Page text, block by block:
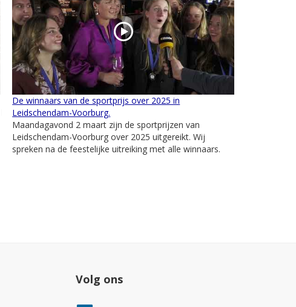
De winnaars van de sportprijs over 2025 in
Leidschendam-Voorburg.
Maandagavond 2 maart zijn de sportprijzen van
Leidschendam-Voorburg over 2025 uitgereikt. Wij
spreken na de feestelijke uitreiking met alle winnaars.
Volg ons